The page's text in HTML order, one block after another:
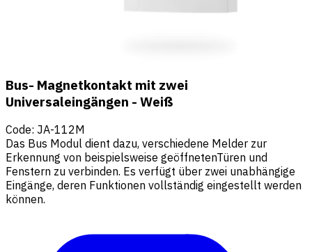
Bus- Magnetkontakt mit zwei
Universaleingängen - Weiß
Code: JA-112M
Das Bus Modul dient dazu, verschiedene Melder zur
Erkennung von beispielsweise geöffnetenTüren und
Fenstern zu verbinden. Es verfügt über zwei unabhängige
Eingänge, deren Funktionen vollständig eingestellt werden
können.